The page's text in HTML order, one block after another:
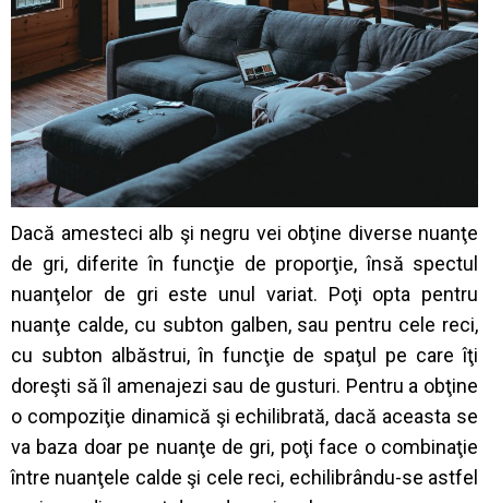
Dacă amesteci alb şi negru vei obţine diverse nuanţe
de gri, diferite în funcţie de proporţie, însă spectul
nuanţelor de gri este unul variat. Poţi opta pentru
nuanţe calde, cu subton galben, sau pentru cele reci,
cu subton albăstrui, în funcţie de spaţul pe care îţi
doreşti să îl amenajezi sau de gusturi. Pentru a obţine
o compoziţie dinamică şi echilibrată, dacă aceasta se
va baza doar pe nuanţe de gri, poţi face o combinaţie
între nuanţele calde şi cele reci, echilibrându-se astfel